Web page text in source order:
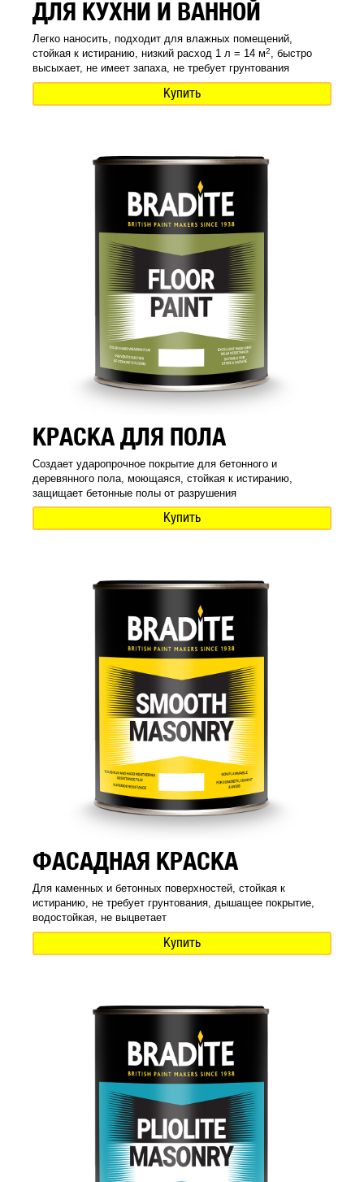
ДЛЯ КУХНИ И ВАННОЙ
Легко наносить, подходит для влажных помещений,
стойкая к истиранию, низкий расход 1 л = 14 м2, быстро
высыхает, не имеет запаха, не требует грунтования
Купить
КРАСКА ДЛЯ ПОЛА
Создает ударопрочное покрытие для бетонного и
деревянного пола, моющаяся, стойкая к истиранию,
защищает бетонные полы от разрушения
Купить
ФАСАДНАЯ КРАСКА
Для каменных и бетонных поверхностей, стойкая к
истиранию, не требует грунтования, дышащее покрытие,
водостойкая, не выцветает
Купить